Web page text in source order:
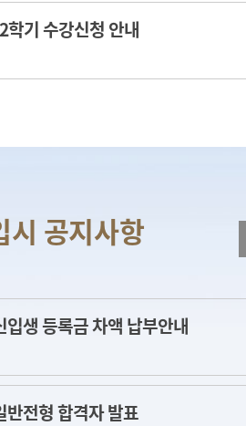
기 수강신청 안내
생 등록금 차액 납부안내
전형 합격자 발표